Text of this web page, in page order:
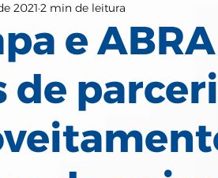
e
de
2021 2 min de leitura